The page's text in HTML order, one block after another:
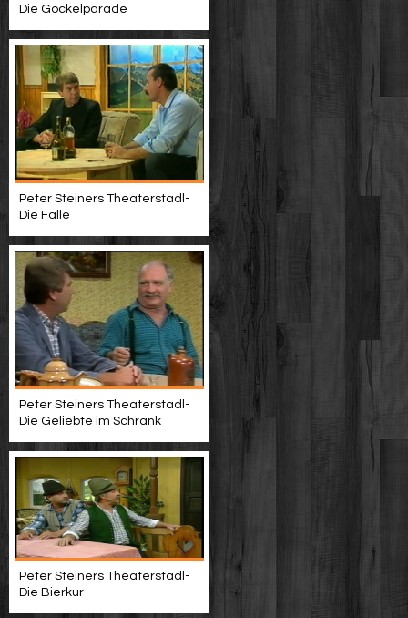
Die Gockelparade
Peter Steiners Theaterstadl-
Die Falle
Peter Steiners Theaterstadl-
Die Geliebte im Schrank
Peter Steiners Theaterstadl-
Die Bierkur